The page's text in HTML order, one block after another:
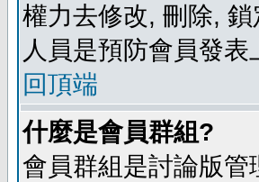
權力去修改, 刪除,
人員是預防會員發
回頂端
什麼是會員群組?
會員群組是討論版